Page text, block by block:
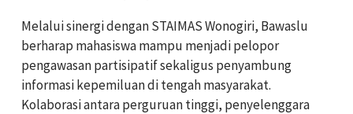
Melalui sinergi dengan STAIMAS Wonogiri, Bawaslu
berharap mahasiswa mampu menjadi pelopor
pengawasan partisipatif sekaligus penyambung
informasi kepemiluan di tengah masyarakat.
Kolaborasi antara perguruan tinggi, penyelenggara